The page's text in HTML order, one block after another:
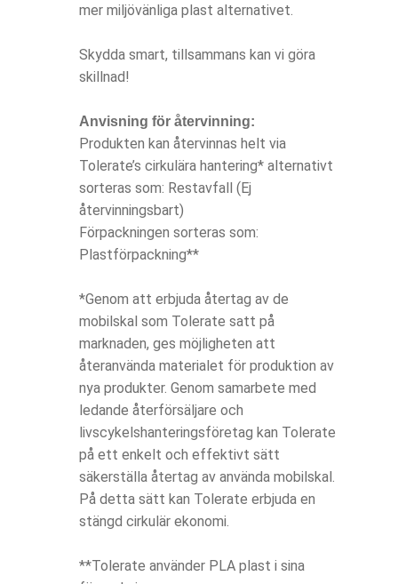
mer miljövänliga plast alternativet.
Skydda smart, tillsammans kan vi göra
skillnad!
Anvisning för återvinning:
Produkten kan återvinnas helt via
Tolerate’s cirkulära hantering* alternativt
sorteras som: Restavfall (Ej
återvinningsbart)
Förpackningen sorteras som:
Plastförpackning**
*Genom att erbjuda återtag av de
mobilskal som Tolerate satt på
marknaden, ges möjligheten att
återanvända materialet för produktion av
nya produkter. Genom samarbete med
ledande återförsäljare och
livscykelshanteringsföretag kan Tolerate
på ett enkelt och effektivt sätt
säkerställa återtag av använda mobilskal.
På detta sätt kan Tolerate erbjuda en
stängd cirkulär ekonomi.
**Tolerate använder PLA plast i sina